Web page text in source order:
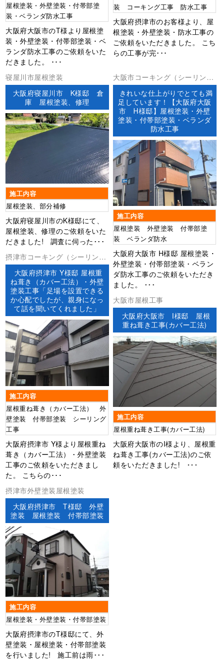
屋根塗装・外壁塗装・付帯部塗
装・ベランダ防水工事
大阪府大阪市のT様より屋根塗
装・外壁塗装・付帯部塗装・ベ
ランダ防水工事のご依頼をいた
だきました。 ･･･
装 コーキング工事 防水工事
大阪府摂津市のお客様より、屋
根塗装・外壁塗装・防水工事の
ご依頼をいただきました。 こち
らの工事が完･･･
寝屋川市屋根塗装
大阪府寝屋川市 K様邸 倉
庫 屋根塗装、修理
施工内容
屋根塗装、部分補修
大阪府寝屋川市のK様邸にて、
屋根塗装、修理のご依頼をいた
だきました! 調査に伺った･･･
大阪市コーキング（シーリン
グ）ベランダ防水外壁塗装屋根
塗装防水工事
きれいな仕上がりでとても満
足しています！【大阪府大阪
市 H様邸】屋根塗装・外壁
塗装・付帯部塗装・ベランダ
防水工事
施工内容
屋根塗装 外壁塗装 付帯部塗
装 ベランダ防水
大阪府大阪市 H様邸 屋根塗装・
外壁塗装・付帯部塗装・ベラン
ダ防水工事のご依頼をいただき
ました。 ･･･
摂津市コーキング（シーリン
グ）ベランダ防水外壁塗装屋根
工事防水工事
大阪府摂津市 Y様邸 屋根重
ね葺き（カバー工法）・外壁
塗装工事「足場を設置できる
か心配でしたが、親身になっ
て話を聞いてくれました」
施工内容
屋根重ね葺き（カバー工法） 外
壁塗装 付帯部塗装 シーリング
工事
大阪府摂津市 Y様より屋根重ね
葺き（カバー工法）・外壁塗装
工事のご依頼をいただきまし
た。 こちらの･･･
大阪市屋根工事
大阪府大阪市 I様邸 屋根
重ね葺き工事(カバー工法)
施工内容
屋根重ね葺き工事(カバー工法)
大阪府大阪市のI様より、屋根重
ね葺き工事(カバー工法)のご依
頼をいただきました! ･･･
摂津市外壁塗装屋根塗装
大阪府摂津市 T様邸 外壁
塗装 屋根塗装 付帯部塗装
施工内容
屋根塗装・外壁塗装・付帯部塗装
大阪府摂津市のT様邸にて、外
壁塗装・屋根塗装・付帯部塗装
を行いました! 施工前は雨･･･